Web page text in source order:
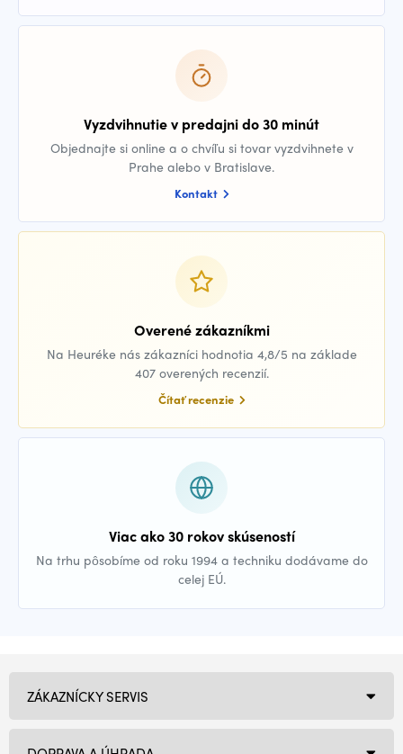
Vyzdvihnutie v predajni do 30 minút
Objednajte si online a o chvíľu si tovar vyzdvihnete v
Prahe alebo v Bratislave.
Kontakt
Overené zákazníkmi
Na Heuréke nás zákazníci hodnotia 4,8/5 na základe
407 overených recenzií.
Čítať recenzie
Viac ako 30 rokov skúseností
Na trhu pôsobíme od roku 1994 a techniku dodávame do
celej EÚ.
ZÁKAZNÍCKY SERVIS